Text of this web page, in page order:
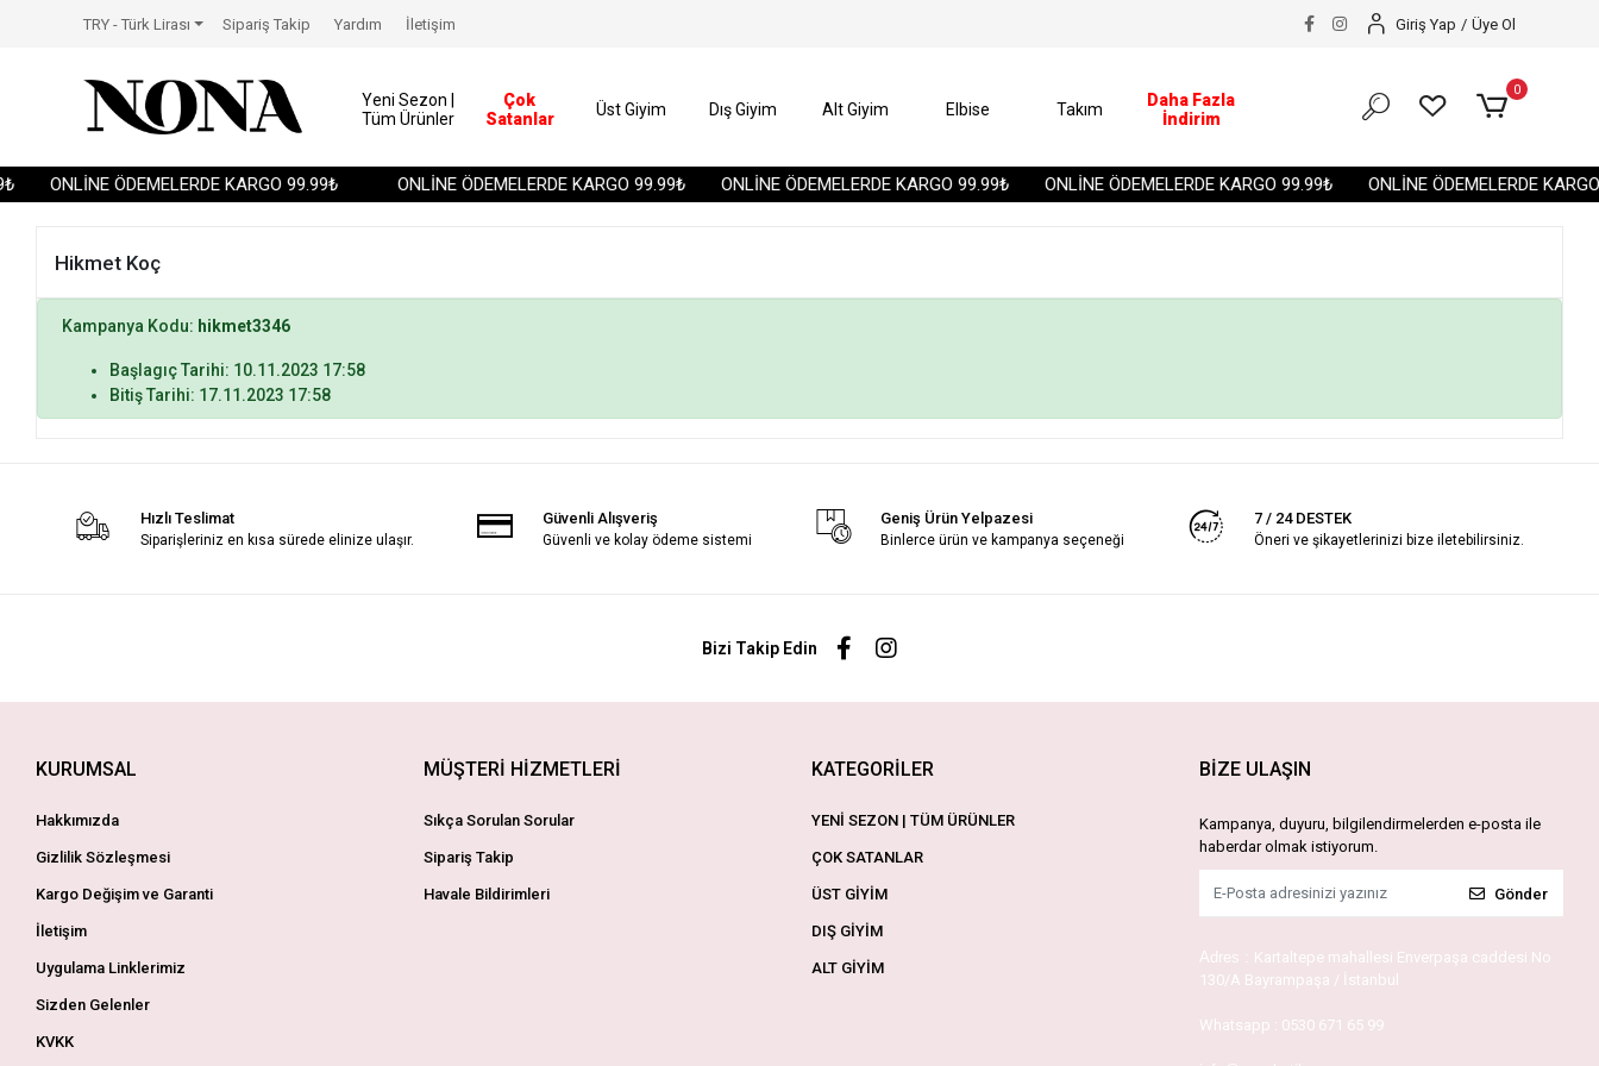
ONLİNE ÖDEMELERDE KARGO 99.99₺ ONLİNE ÖDEMELERDE KARGO 99.99₺ ONLİNE ÖDEMELERDE KARGO 99.99₺ ONLİNE ÖDEMELERDE KARGO 99.99₺ ONLİNE ÖDEMELERDE
TRY - Türk Lirası Sipariş Takip Yardım İletişim Giriş Yap / Üye Ol
Yeni Sezon |
Tüm Ürünler
Çok
Satanlar
Üst Giyim Dış Giyim Alt Giyim Elbise Takım
Daha Fazla
İndirim
0
Hikmet Koç
Kampanya Kodu: hikmet3346
Başlagıç Tarihi: 10.11.2023 17:58
Bitiş Tarihi: 17.11.2023 17:58
Hızlı Teslimat
Siparişleriniz en kısa sürede elinize ulaşır.
Güvenli Alışveriş
Güvenli ve kolay ödeme sistemi
Geniş Ürün Yelpazesi
Binlerce ürün ve kampanya seçeneği
7 / 24 DESTEK
Öneri ve şikayetlerinizi bize iletebilirsiniz.
Bizi Takip Edin
KURUMSAL
Hakkımızda
Gizlilik Sözleşmesi
Kargo Değişim ve Garanti
İletişim
Uygulama Linklerimiz
Sizden Gelenler
KVKK
MÜŞTERİ HİZMETLERİ
Sıkça Sorulan Sorular
Sipariş Takip
Havale Bildirimleri
KATEGORİLER
YENİ SEZON | TÜM ÜRÜNLER
ÇOK SATANLAR
ÜST GİYİM
DIŞ GİYİM
ALT GİYİM
BİZE ULAŞIN
Kampanya, duyuru, bilgilendirmelerden e-posta ile
haberdar olmak istiyorum.
Gönder
Adres : Kartaltepe mahallesi Enverpaşa caddesi No
130/A Bayrampaşa / İstanbul
Whatsapp : 0530 671 65 99